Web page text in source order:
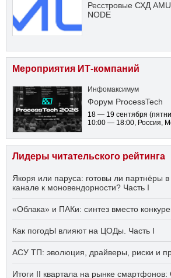
Ресстровые СХД
NODE
Мероприятия ИТ-компаний
Инфомаксимум
Форум ProcessTech
18 — 19 сентября
10:00 — 18:00, Россия,
Лидеры читательского рейтинга
Якоря или паруса: готовы ли партнёры
канале к моновендорности? Часть I
«Облака» и ПАКи: синтез вместо
Как погодЫ влияют на ЦОДы. Часть I
АСУ ТП: эволюция, драйверы, риски и
Итоги II квартала на рынке